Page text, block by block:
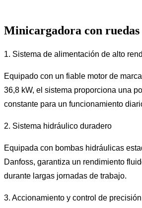
Minicargadora con ruedas
1. Sistema de alimentación de alto
Equipado con un fiable motor de
36,8 kW, el sistema proporciona una
constante para un funcionamiento
2. Sistema hidráulico duradero
Equipada con bombas hidráulicas
Danfoss, garantiza un rendimiento
durante largas jornadas de trabajo.
3. Accionamiento y control de precisión